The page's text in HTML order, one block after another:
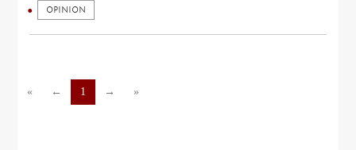
OPINION
« ← 1 → »